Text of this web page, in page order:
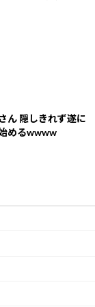
ん 隠しきれず遂に
めるwwww